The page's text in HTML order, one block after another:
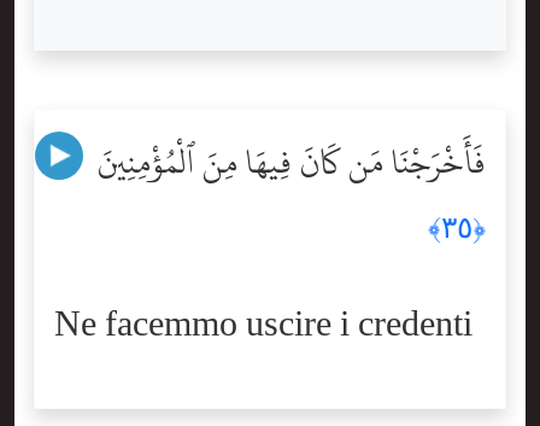
فَأَخْرَجْنَا مَن كَانَ فِيهَا مِنَ ٱلْمُؤْمِنِينَ
﴿٣٥﴾
Ne facemmo uscire i credenti